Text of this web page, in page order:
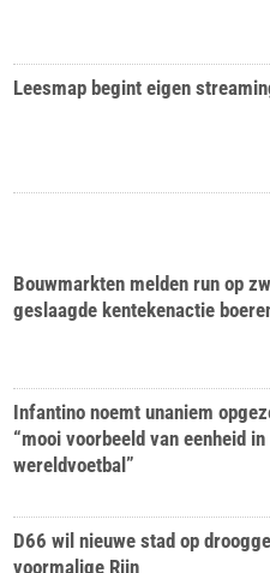
Leesmap begint eigen
Bouwmarkten melden run op
geslaagde kentekenactie
Infantino noemt unaniem
“mooi voorbeeld van eenheid in
wereldvoetbal”
D66 wil nieuwe stad op
voormalige Rijn